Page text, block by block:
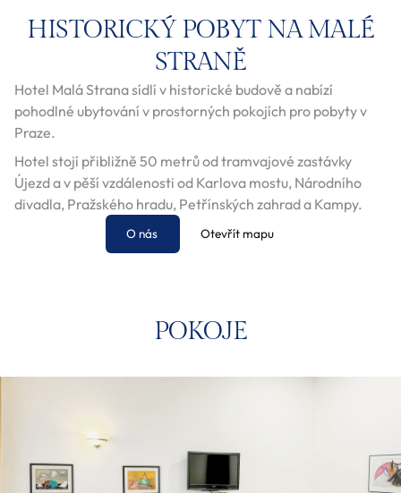
HISTORICKÝ POBYT NA MALÉ
STRANĚ
Hotel Malá Strana sídlí v historické budově a nabízí
pohodlné ubytování v prostorných pokojích pro pobyty v
Praze.
Hotel stojí přibližně 50 metrů od tramvajové zastávky
Újezd a v pěší vzdálenosti od Karlova mostu, Národního
divadla, Pražského hradu, Petřínských zahrad a Kampy.
O nás Otevřít mapu
POKOJE